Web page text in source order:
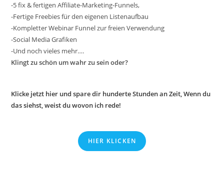
-5 fix & fertigen Affiliate-Marketing-Funnels,
-Fertige Freebies für den eigenen Listenaufbau
-Kompletter Webinar Funnel zur freien Verwendung
-Social Media Grafiken
-Und noch vieles mehr….
Klingt zu schön um wahr zu sein oder?
Klicke jetzt hier und spare dir hunderte Stunden an Zeit, Wenn du
das siehst, weist du wovon ich rede!
HIER KLICKEN